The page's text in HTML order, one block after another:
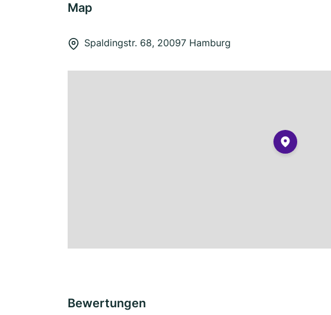
Map
Spaldingstr. 68, 20097 Hamburg
Bewertungen